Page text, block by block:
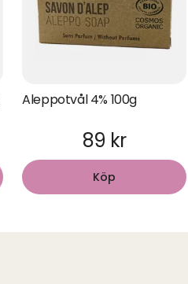
Aleppotvål 4% 100g
89 kr
Köp